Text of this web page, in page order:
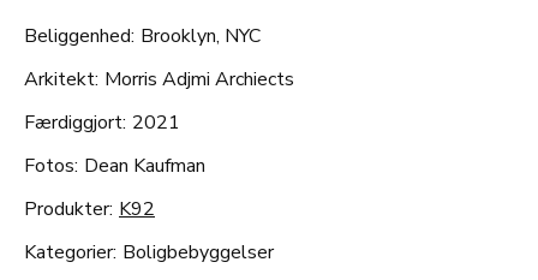
Beliggenhed: Brooklyn, NYC
Arkitekt: Morris Adjmi Archiects
Færdiggjort: 2021
Fotos: Dean Kaufman
Produkter: K92
Kategorier: Boligbebyggelser